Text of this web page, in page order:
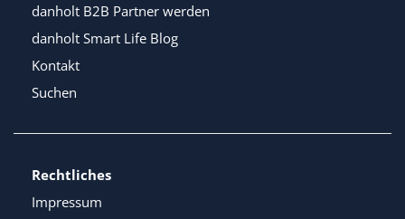
danholt B2B Partner werden
danholt Smart Life Blog
Kontakt
Suchen
Rechtliches
Impressum